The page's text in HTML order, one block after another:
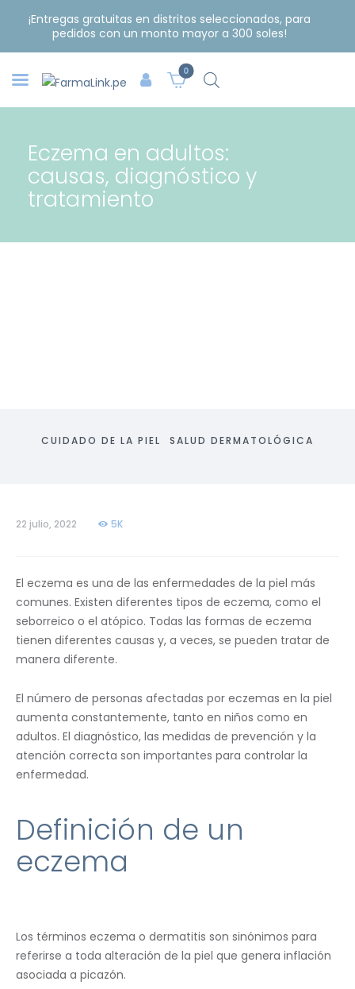
¡Entregas gratuitas en distritos seleccionados, para
pedidos con un monto mayor a 300 soles!
0
Eczema en adultos:
causas, diagnóstico y
tratamiento
CUIDADO DE LA PIEL SALUD DERMATOLÓGICA
22 julio, 2022 5K
El eczema es una de las enfermedades de la piel más
comunes. Existen diferentes tipos de eczema, como el
seborreico o el atópico. Todas las formas de eczema
tienen diferentes causas y, a veces, se pueden tratar de
manera diferente.
El número de personas afectadas por eczemas en la piel
aumenta constantemente, tanto en niños como en
adultos. El diagnóstico, las medidas de prevención y la
atención correcta son importantes para controlar la
enfermedad.
Definición de un
eczema
Los términos eczema o dermatitis son sinónimos para
referirse a toda alteración de la piel que genera inflación
asociada a picazón.